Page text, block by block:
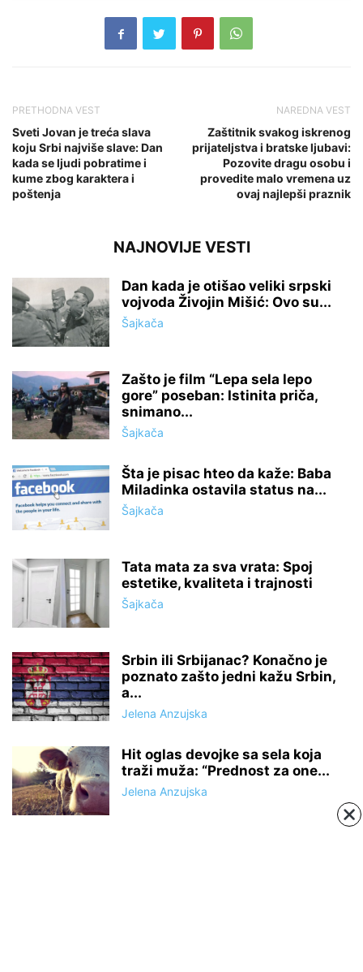
PRETHODNA VEST
Sveti Jovan je treća slava
koju Srbi najviše slave: Dan
kada se ljudi pobratime i
kume zbog karaktera i
poštenja
NAREDNA VEST
Zaštitnik svakog iskrenog
prijateljstva i bratske ljubavi:
Pozovite dragu osobu i
provedite malo vremena uz
ovaj najlepši praznik
NAJNOVIJE VESTI
Dan kada je otišao veliki srpski
vojvoda Živojin Mišić: Ovo su...
Šajkača
Zašto je film “Lepa sela lepo
gore” poseban: Istinita priča,
snimano...
Šajkača
Šta je pisac hteo da kaže: Baba
Miladinka ostavila status na...
Šajkača
Tata mata za sva vrata: Spoj
estetike, kvaliteta i trajnosti
Šajkača
Srbin ili Srbijanac? Konačno je
poznato zašto jedni kažu Srbin,
a...
Jelena Anzujska
Hit oglas devojke sa sela koja
traži muža: “Prednost za one...
Jelena Anzujska